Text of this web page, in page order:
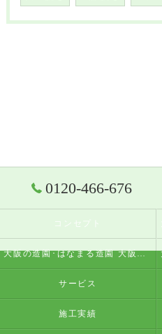
0120-466-676
コンセプト
大阪の造園･はなまる造園 大阪店の評判
サービス
施工実績